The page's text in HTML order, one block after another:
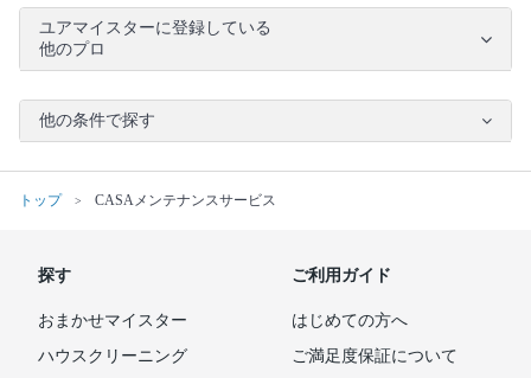
ユアマイスターに登録している
他のプロ
他の条件で探す
トップ CASAメンテナンスサービス
探す
おまかせマイスター
ハウスクリーニング
ご利用ガイド
はじめての方へ
ご満足度保証について